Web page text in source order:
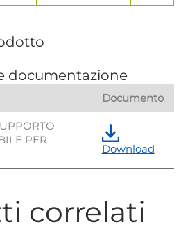
documentazione
Documento
PER
Download
correlati